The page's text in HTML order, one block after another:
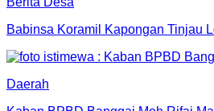
Babinsa Koramil Kapongan Tinjau
Daerah